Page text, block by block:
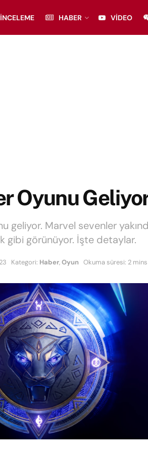
İNCELEME HABER VIDEO
Oyunu
geliyor. Marvel sevenler
gibi görünüyor. İşte detaylar.
Kategori: Haber,Oyun Okuma süresi: 2